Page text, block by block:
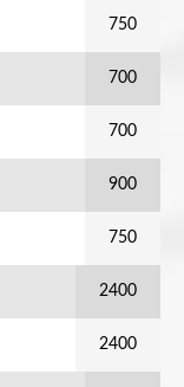
750
700
700
900
750
2400
2400